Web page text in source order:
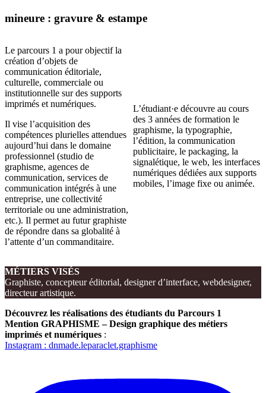
mineure : gravure & estampe
Le parcours 1 a pour objectif la
création d’objets de
communication éditoriale,
culturelle, commerciale ou
institutionnelle sur des supports
imprimés et numériques.
Il vise l’acquisition des
compétences plurielles attendues
aujourd’hui dans le domaine
professionnel (studio de
graphisme, agences de
communication, services de
communication intégrés à une
entreprise, une collectivité
territoriale ou une administration,
etc.). Il permet au futur graphiste
de répondre dans sa globalité à
l’attente d’un commanditaire.
L’étudiant·e découvre au cours
des 3 années de formation le
graphisme, la typographie,
l’édition, la communication
publicitaire, le packaging, la
signalétique, le web, les interfaces
numériques dédiées aux supports
mobiles, l’image fixe ou animée.
MÉTIERS VISÉS
Graphiste, concepteur éditorial, designer d’interface, webdesigner,
directeur artistique.
Découvrez les réalisations des étudiants du Parcours 1
Mention GRAPHISME – Design graphique des métiers
imprimés et numériques :
Instagram : dnmade.leparaclet.graphisme